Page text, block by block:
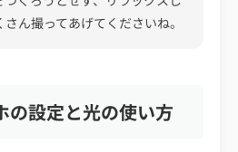
ん撮ってあげてくださいね。
の設定と光の使い方